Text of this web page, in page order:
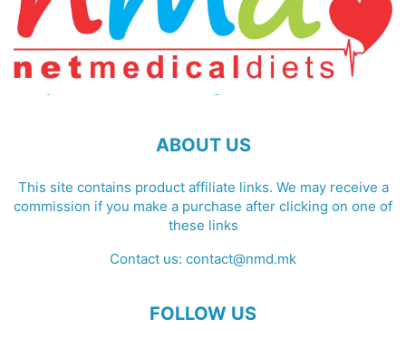
ABOUT US
This site contains product affiliate links. We may receive a
commission if you make a purchase after clicking on one of
these links
Contact us: contact@nmd.mk
FOLLOW US